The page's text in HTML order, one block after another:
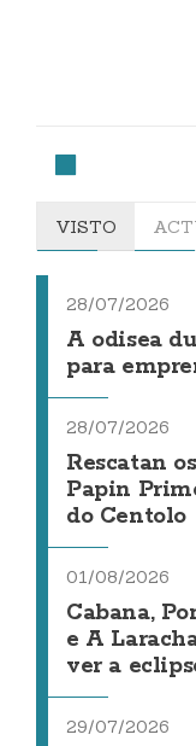
VISTO
28/07/2026
A odisea
para
28/07/2026
Rescatan
Papin
do Centolo
01/08/2026
Cabana,
e A
ver a
29/07/2026